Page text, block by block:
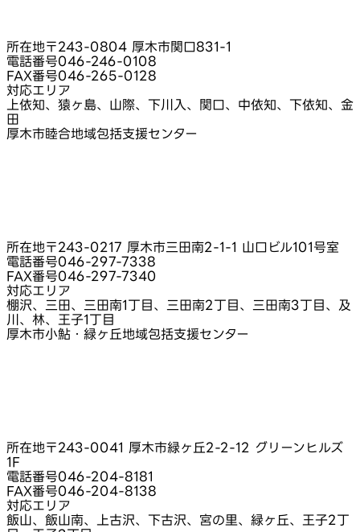
所在地〒243-0804 厚木市関口831-1
電話番号046-246-0108
FAX番号046-265-0128
対応エリア
上依知、猿ヶ島、山際、下川入、関口、中依知、下依知、金
田
厚木市睦合地域包括支援センター
所在地〒243-0217 厚木市三田南2-1-1 山口ビル101号室
電話番号046-297-7338
FAX番号046-297-7340
対応エリア
棚沢、三田、三田南1丁目、三田南2丁目、三田南3丁目、及
川、林、王子1丁目
厚木市小鮎・緑ヶ丘地域包括支援センター
所在地〒243-0041 厚木市緑ヶ丘2-2-12 グリーンヒルズ
1F
電話番号046-204-8181
FAX番号046-204-8138
対応エリア
飯山、飯山南、上古沢、下古沢、宮の里、緑ヶ丘、王子2丁